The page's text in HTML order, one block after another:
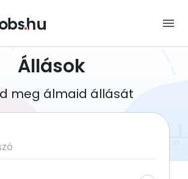
menu
Állások
meg álmaid állását